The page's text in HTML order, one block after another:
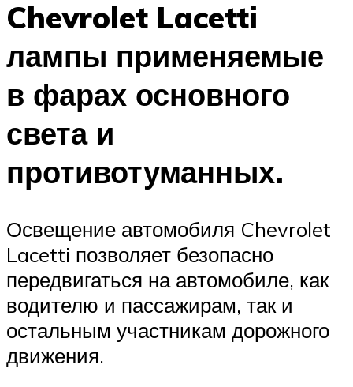
Chevrolet Lacetti
лампы применяемые
в фарах основного
света и
противотуманных.
Освещение автомобиля Chevrolet
Lacetti позволяет безопасно
передвигаться на автомобиле, как
водителю и пассажирам, так и
остальным участникам дорожного
движения.